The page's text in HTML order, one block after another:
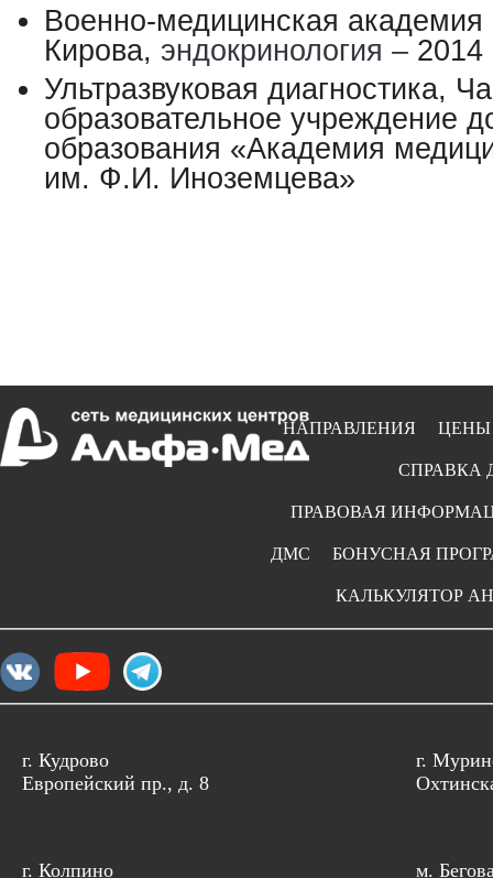
Военно-медицинская
Кирова, эндокринология – 2014
​Ультразвуковая диагностика,
образовательное учреждение
образования «Академия
им. Ф.И. Иноземцева»
ЦЕНЫ
НАПРАВЛЕНИЯ
СПРАВКА
ПРАВОВАЯ
БОНУСНАЯ
ДМС
КАЛЬКУЛЯТОР
г. Кудрово
Европейский пр., д. 8
г.
г. Колпино м.